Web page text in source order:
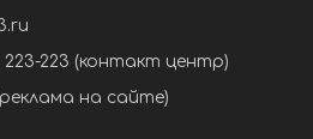
223-223 (контакт центр)
на сайте)